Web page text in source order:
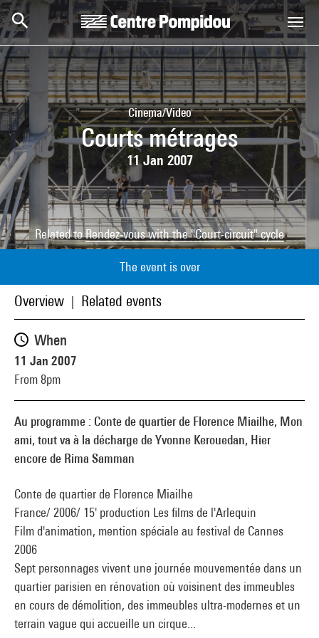
Skip to main content
Centre Pompidou
Cinema/Video
Courts métrages
11 Jan 2007
Related toRendez-vous with the "Court-circuit" cycle
The event is over
Overview Related events
Au programme : Conte de quartier de Florence Miailhe, Mon
ami, tout va à la décharge de Yvonne Kerouedan, Hier
encore de Rima Samman
Conte de quartier de Florence Miailhe
France/ 2006/ 15' production Les films de l'Arlequin
Film d'animation, mention spéciale au festival de Cannes
2006
Sept personnages vivent une journée mouvementée dans un
quartier parisien en rénovation où voisinent des immeubles
en cours de démolition, des immeubles ultra-modernes et un
terrain vague qui accueille un cirque...
When
11 Jan 2007
From 8pm